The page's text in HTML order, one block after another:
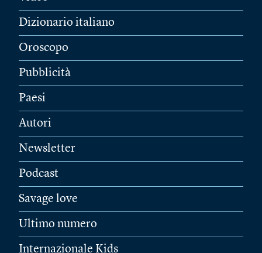
Dizionario italiano
Oroscopo
Pubblicità
Paesi
Autori
Newsletter
Podcast
Savage love
Ultimo numero
Internazionale Kids